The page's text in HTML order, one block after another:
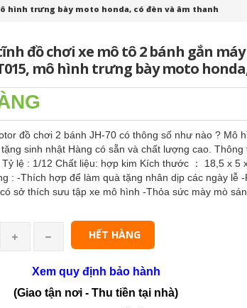
hình trưng bày moto honda, có đèn và âm thanh
đồ chơi xe mô tô 2 bánh gắn máy
mô hình trưng bày moto
đồ chơi 2 bánh JH-70 có thông số như nào ? Mô
sinh nhật Hàng có sẵn và chất lượng cao.
lệ : 1/12 Chất liệu: hợp kim Kích thước ： 18,5 x 5
: -Thích hợp để làm quà tặng nhân dịp các ngày lễ
sở thích sưu tập xe mô hình -Thỏa sức mày mò
HẾT HÀNG
Xem quy định bảo hành
(Giao tận nơi - Thu tiền tại nhà)